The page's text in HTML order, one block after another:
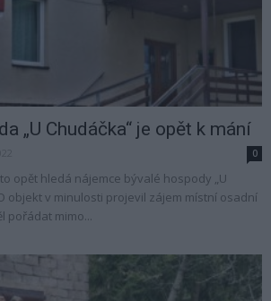
„U Chudáčka“ je opět k mání
0
opět hledá nájemce bývalé hospody „U
objekt v minulosti projevil zájem místní osadní
pořádat mimo...